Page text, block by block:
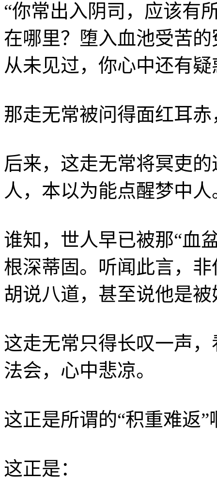
“你常出入阴司，应该有
在哪里？堕入血池受苦
从未见过，你心中还有
那走无常被问得面红耳
后来，这走无常将冥吏
人，本以为能点醒梦中人
谁知，世人早已被那“血
根深蒂固。听闻此言，
胡说八道，甚至说他是
这走无常只得长叹一声
法会，心中悲凉。
这正是所谓的“积重难返”
这正是：